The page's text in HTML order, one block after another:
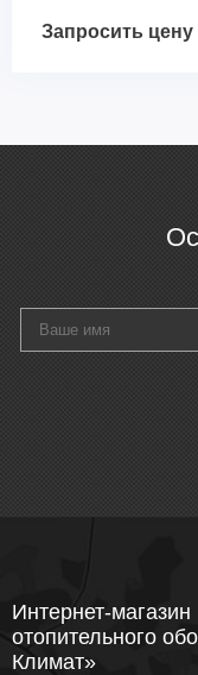
Запросить цену
Интернет-магазин
отопительного
Климат»